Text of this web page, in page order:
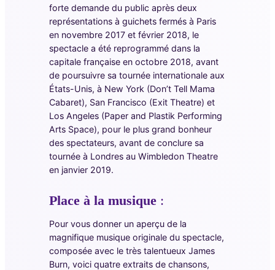
forte demande du public après deux
représentations à guichets fermés à Paris
en novembre 2017 et février 2018, le
spectacle a été reprogrammé dans la
capitale française en octobre 2018, avant
de poursuivre sa tournée internationale aux
États-Unis, à New York (Don’t Tell Mama
Cabaret), San Francisco (Exit Theatre) et
Los Angeles (Paper and Plastik Performing
Arts Space), pour le plus grand bonheur
des spectateurs, avant de conclure sa
tournée à Londres au Wimbledon Theatre
en janvier 2019.
Place à la musique:
Pour vous donner un aperçu de la
magnifique musique originale du spectacle,
composée avec le très talentueux James
Burn, voici quatre extraits de chansons,